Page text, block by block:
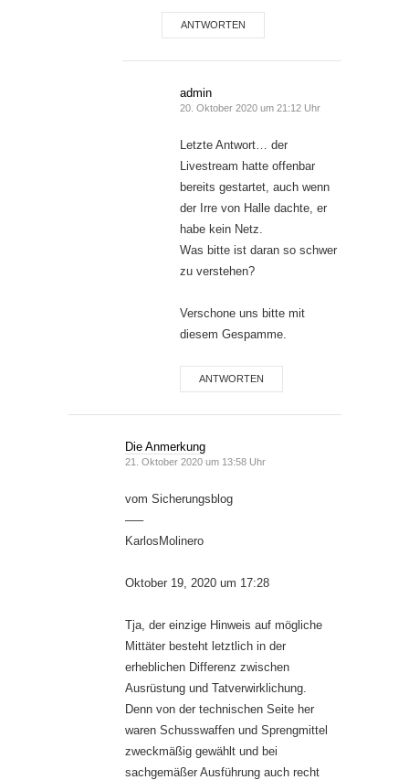
ANTWORTEN
admin
20. Oktober 2020 um 21:12 Uhr
Letzte Antwort… der
Livestream hatte offenbar
bereits gestartet, auch wenn
der Irre von Halle dachte, er
habe kein Netz.
Was bitte ist daran so schwer
zu verstehen?
Verschone uns bitte mit
diesem Gespamme.
ANTWORTEN
Die Anmerkung
21. Oktober 2020 um 13:58 Uhr
vom Sicherungsblog
—–
KarlosMolinero
Oktober 19, 2020 um 17:28
Tja, der einzige Hinweis auf mögliche
Mittäter besteht letztlich in der
erheblichen Differenz zwischen
Ausrüstung und Tatverwirklichung.
Denn von der technischen Seite her
waren Schusswaffen und Sprengmittel
zweckmäßig gewählt und bei
sachgemäßer Ausführung auch recht